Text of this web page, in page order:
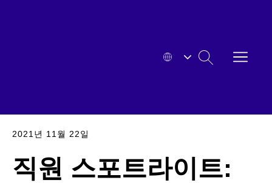
메뉴
열기
HYOSUNG
검색
2021년 11월 22일
직원 스포트라이트: